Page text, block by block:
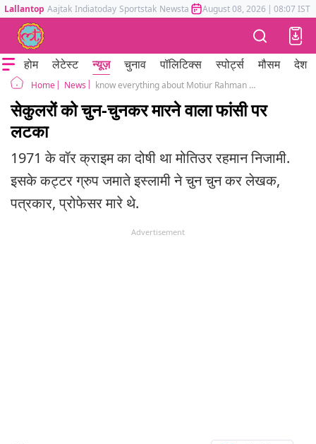
Lallantop Aajtak Indiatoday Sportstak Newstak Mumbai Tak Astrotak
August 08, 2026 | 08:07 IST
होम लेटेस्ट न्यूज़ चुनाव पॉलिटिक्स स्पोर्ट्स मौसम देश
Home News know everything about Motiur Rahman Nizami who hanged in bangladesh for 1971 war crimes
सेकुलरों को चुन-चुनकर मारने वाला फांसी पर
लटका
1971 के वॉर क्राइम का दोषी था मोतिउर रहमान निजामी.
इसके कट्टर ग्रुप जमाते इस्लामी ने चुन चुन कर लेखक,
पत्रकार, प्रोफेसर मारे थे.
Advertisement